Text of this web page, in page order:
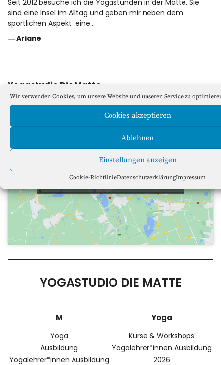
Wir verwenden Cookies, um unsere Website und unseren Service zu
Cookies akzeptieren
Ablehnen
Einstellungen anzeigen
Cookie-RichtlinieDatenschutzerklärungImpressum
Seit 2012 besuche ich die Yogastunden in der Matte. Sie
sind eine Insel im Alltag und geben mir neben dem
sportlichen Aspekt eine…
―Ariane
Yogastudio Die Matte
Klicke hier, um Marketing-Cookies zu
akzeptieren und diesen Inhalt zu
aktivieren
YOGASTUDIO DIE MATTE
M
Yoga
Ausbildung
Yogalehrer*innen Ausbildung
Yoga
Kurse & Workshops
Yogalehrer*innen Ausbildung
2026